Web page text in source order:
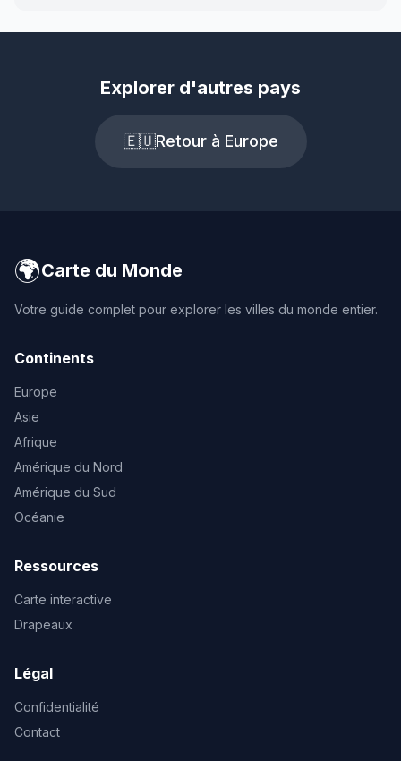
Explorer d'autres pays
🇪🇺Retour à Europe
🌍Carte du Monde
Votre guide complet pour explorer les villes du monde entier.
Continents
Europe
Asie
Afrique
Amérique du Nord
Amérique du Sud
Océanie
Ressources
Carte interactive
Drapeaux
Légal
Confidentialité
Contact